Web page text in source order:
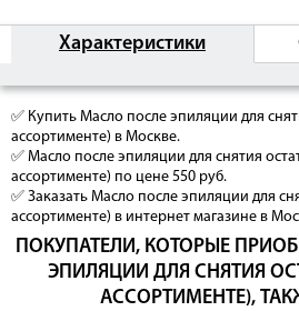
Характеристики
✅ Купить Масло после эпиляции для
ассортименте) в Москве.
✅ Масло после эпиляции для снятия
ассортименте) по цене 550 руб.
✅ Заказать Масло после эпиляции для
ассортименте) в интернет магазине в
ПОКУПАТЕЛИ, КОТОРЫЕ
ЭПИЛЯЦИИ ДЛЯ СНЯТИЯ
АССОРТИМЕНТЕ),